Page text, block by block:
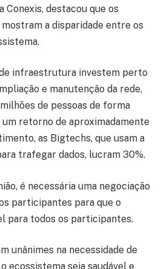
Conexis, destacou que os
a disparidade entre os
infraestrutura investem perto
e manutenção da rede,
de pessoas de forma
retorno de aproximadamente
as Bigtechs, que usam a
trafegar dados, lucram 30%.
é necessária uma negociação
participantes para que o
para todos os participantes.
unânimes na necessidade de
ecossistema seja saudável e